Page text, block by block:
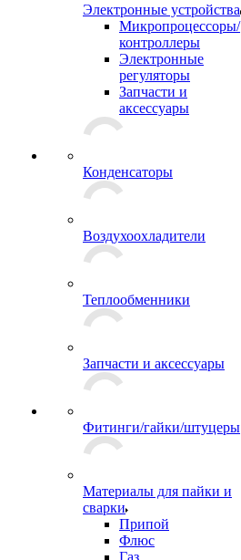
Электронные устройства
Микропроцессоры/
контроллеры
Электронные
регуляторы
Запчасти и
аксессуары
Конденсаторы
Воздухоохладители
Теплообменники
Запчасти и аксессуары
Фитинги/гайки/штуцеры
Материалы для пайки и
сварки
Припой
Флюс
Газ